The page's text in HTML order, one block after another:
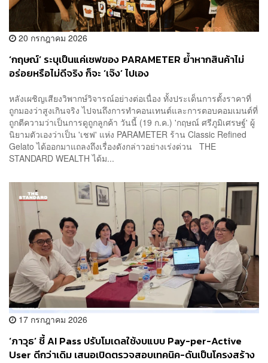
20 กรกฎาคม 2026
‘กฤษณ์’ ระบุเป็นแค่เชฟของ PARAMETER ย้ำหากสินค้าไม่
อร่อยหรือไม่ดีจริง ก็จะ ‘เจ๊ง’ ไปเอง
หลังเผชิญเสียงวิพากษ์วิจารณ์อย่างต่อเนื่อง ทั้งประเด็นการตั้งราคาที่
ถูกมองว่าสูงเกินจริง ไปจนถึงการทำคอนเทนต์และการตอบคอมเมนต์ที่
ถูกตีความว่าเป็นการดูถูกลูกค้า วันนี้ (19 ก.ค.) 'กฤษณ์ ศรีภูมิเศรษฐ์' ผู้
นิยามตัวเองว่าเป็น 'เชฟ' แห่ง PARAMETER ร้าน Classic Refined
Gelato ได้ออกมาแถลงถึงเรื่องดังกล่าวอย่างเร่งด่วน THE
STANDARD WEALTH ได้ม...
17 กรกฎาคม 2026
‘ภาวุธ’ ชี้ AI Pass ปรับโมเดลใช้งบแบบ Pay-per-Active
User ดีกว่าเดิม เสนอเปิดตรวจสอบเทคนิค-ดันเป็นโครงสร้าง